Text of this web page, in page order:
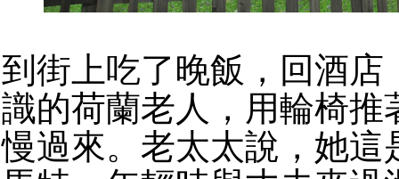
到街上吃了晚飯，回酒店
識的荷蘭老人，用輪椅推
慢過來。老太太說，她這